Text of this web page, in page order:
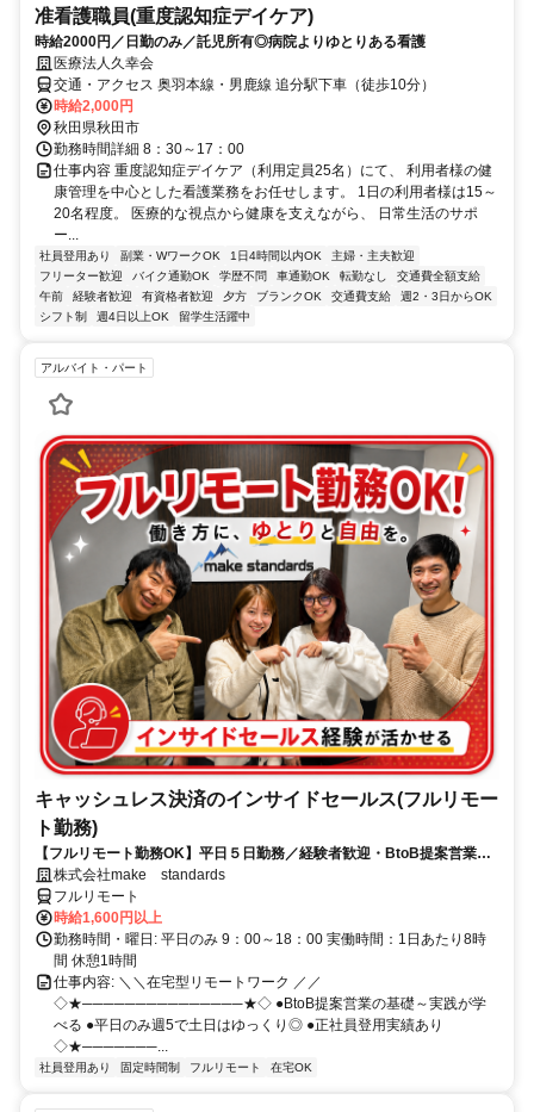
准看護職員(重度認知症デイケア)
時給2000円／日勤のみ／託児所有◎病院よりゆとりある看護
医療法人久幸会
交通・アクセス 奥羽本線・男鹿線 追分駅下車（徒歩10分）
時給2,000円
秋田県秋田市
勤務時間詳細 8：30～17：00
仕事内容 重度認知症デイケア（利用定員25名）にて、 利用者様の健
康管理を中心とした看護業務をお任せします。 1日の利用者様は15～
20名程度。 医療的な視点から健康を支えながら、 日常生活のサポ
ー...
社員登用あり 副業・WワークOK 1日4時間以内OK
主婦・主夫歓迎
フリーター歓迎
バイク通勤OK 学歴不問 車通勤OK 転勤なし
交通費全額支給
午前
経験者歓迎 有資格者歓迎 夕方 ブランクOK 交通費支給
週2・3日からOK
シフト制
週4日以上OK 留学生活躍中
アルバイト・パート
キャッシュレス決済のインサイドセールス(フルリモー
ト勤務)
【フルリモート勤務OK】平日５日勤務／経験者歓迎・BtoB提案営業で
スキルアップ
株式会社make standards
フルリモート
時給1,600円以上
勤務時間・曜日: 平日のみ 9：00～18：00 実働時間：1日あたり8時
間 休憩1時間
仕事内容: ＼＼在宅型リモートワーク ／／
◇★───────────────★◇ ●BtoB提案営業の基礎～実践が学
べる ●平日のみ週5で土日はゆっくり◎ ●正社員登用実績あり
◇★───────...
社員登用あり 固定時間制 フルリモート 在宅OK